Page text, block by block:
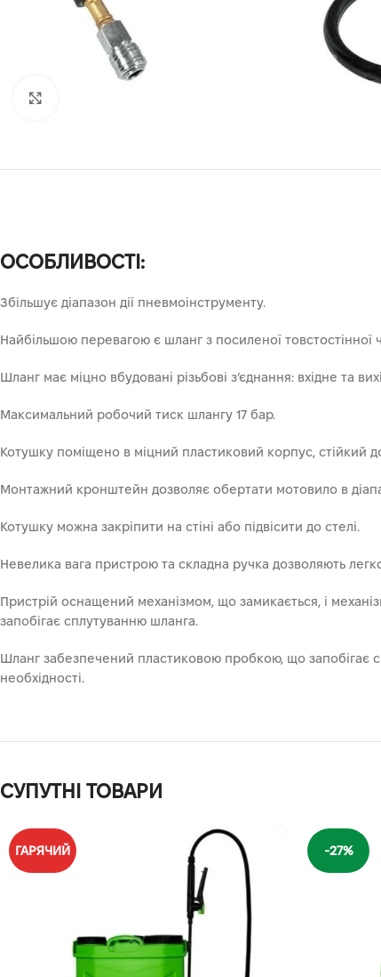
ОСОБЛИВОСТІ:
Збільшує діапазон дії пневмоінструменту.
Найбільшою перевагою є шланг з посиленої товстостінної
Шланг має міцно вбудовані різьбові з’єднання: вхідне та
Максимальний робочий тиск шлангу 17 бар.
Котушку поміщено в міцний пластиковий корпус, стійкий
Монтажний кронштейн дозволяє обертати мотовило в
Котушку можна закріпити на стіні або підвісити до стелі.
Невелика вага пристрою та складна ручка дозволяють
Пристрій оснащений механізмом, що замикається, і
запобігає сплутуванню шланга.
Шланг забезпечений пластиковою пробкою, що запобігає
необхідності.
СУПУТНІ ТОВАРИ
ГАРЯЧИЙ -27%